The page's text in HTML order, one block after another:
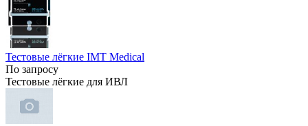
Тестовые лёгкие IMT Medical
По запросу
Тестовые лёгкие для ИВЛ